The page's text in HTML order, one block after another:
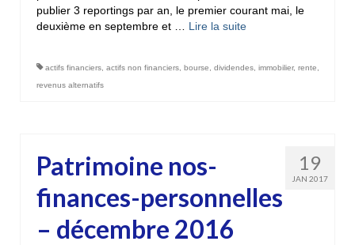
publier 3 reportings par an, le premier courant mai, le
deuxième en septembre et … Lire la suite­­
actifs financiers actifs non financiers bourse dividendes immobilier, rente
revenus alternatifs
19
JAN 2017
Patrimoine nos-
finances-personnelles
– décembre 2016